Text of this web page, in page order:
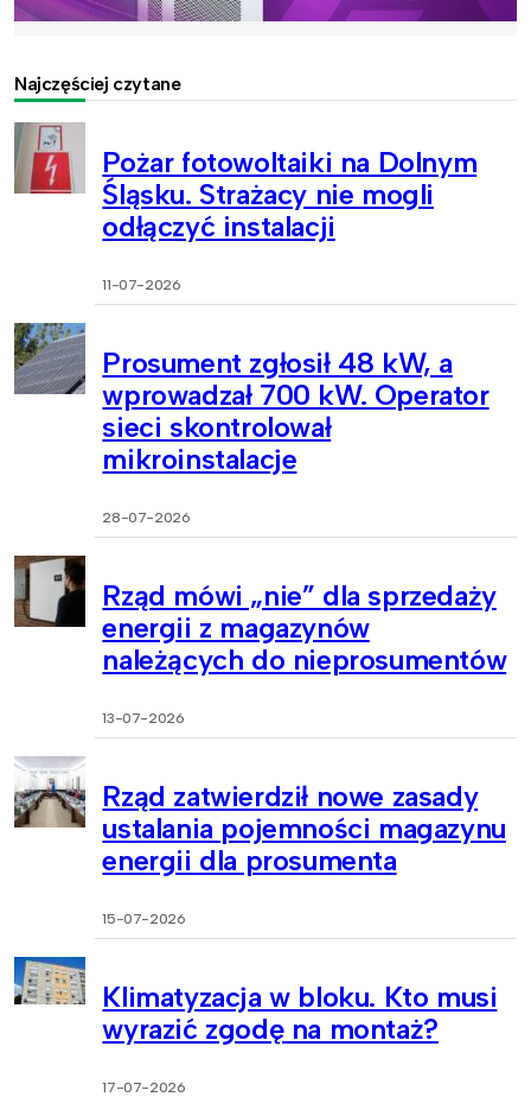
Najczęściej czytane
Pożar fotowoltaiki na Dolnym
Śląsku. Strażacy nie mogli
odłączyć instalacji
11-07-2026
Prosument zgłosił 48 kW, a
wprowadzał 700 kW. Operator
sieci skontrolował
mikroinstalacje
28-07-2026
Rząd mówi „nie” dla sprzedaży
energii z magazynów
należących do nieprosumentów
13-07-2026
Rząd zatwierdził nowe zasady
ustalania pojemności magazynu
energii dla prosumenta
15-07-2026
Klimatyzacja w bloku. Kto musi
wyrazić zgodę na montaż?
17-07-2026